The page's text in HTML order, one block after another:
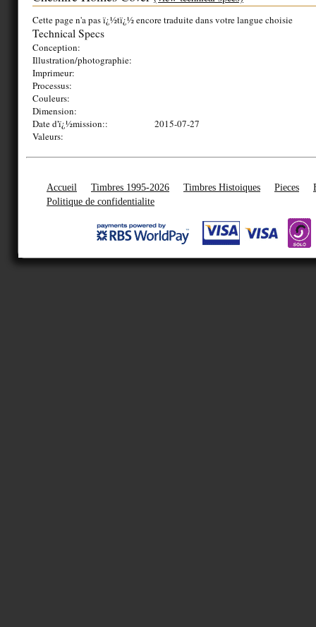
Cette page n'a pas ï¿½tï¿½ encore traduite dans votre langue choisie
Technical Specs
Conception:
Illustration/photographie:
Imprimeur:
Processus:
Couleurs:
Dimension:
Date d'ï¿½mission::
2015-07-27
Valeurs:
Accueil Timbres 1995-2026 Timbres Histoiques Pieces
Politique de confidentialite